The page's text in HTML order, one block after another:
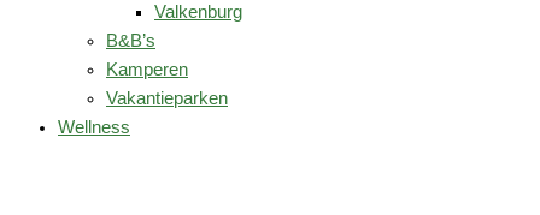
Valkenburg
B&B’s
Kamperen
Vakantieparken
Wellness